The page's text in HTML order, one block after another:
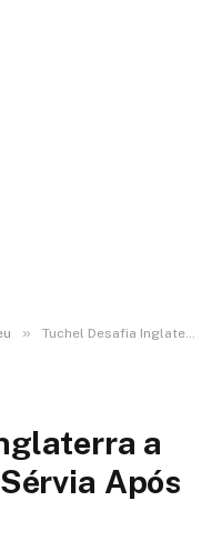
» Tuchel Desafia Inglaterra a Impor-se Contra Sérvia Após Vitória Tímida
a
Após